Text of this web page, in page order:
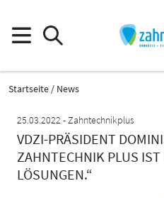
Startseite
News
25.03.2022
Zahntechnikplus
VDZI-PRÄSIDENT
ZAHNTECHNIK PLUS
LÖSUNGEN.“